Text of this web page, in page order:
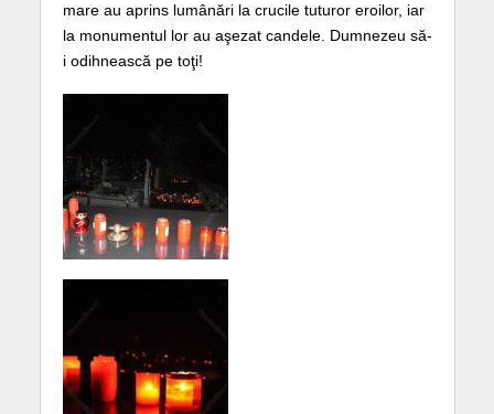
mare au aprins lumânări la crucile tuturor eroilor, iar
la monumentul lor au aşezat candele. Dumnezeu să-
i odihnească pe toţi!